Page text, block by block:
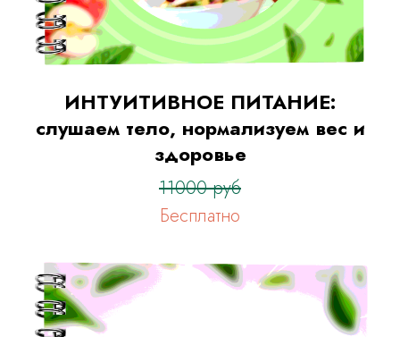
ИНТУИТИВНОЕ ПИТАНИЕ:
слушаем тело, нормализуем вес и
здоровье
11000 руб
Бесплатно